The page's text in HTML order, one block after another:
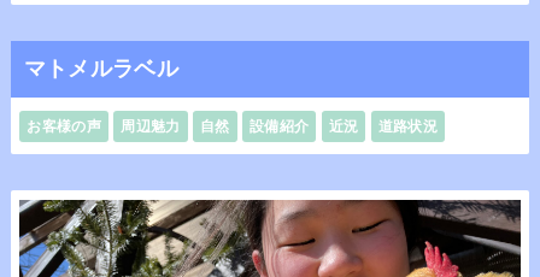
マトメルラベル
お客様の声 周辺魅力 自然 設備紹介 近況 道路状況